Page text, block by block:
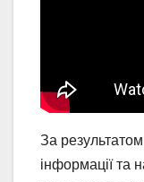
За
інформації та